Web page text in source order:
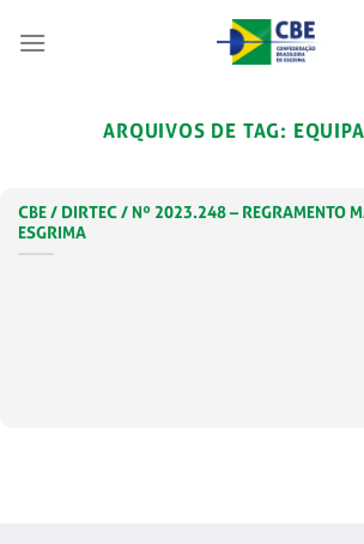
ARQUIVOS DE TAG:
CBE / DIRTEC / Nº 2023.248 – REGRAMENTO
ESGRIMA